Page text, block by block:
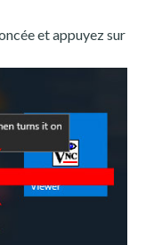
et appuyez sur